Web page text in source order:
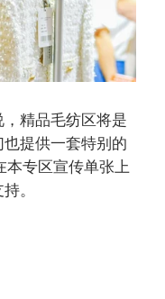
精品毛纺区将是
提供一套特别的
本专区宣传单张上
。